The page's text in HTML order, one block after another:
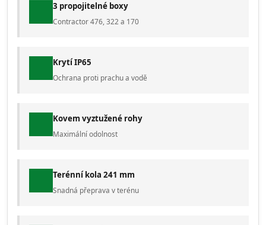
3 propojitelné boxy
Contractor 476, 322 a 170
Krytí IP65
Ochrana proti prachu a vodě
Kovem vyztužené rohy
Maximální odolnost
Terénní kola 241 mm
Snadná přeprava v terénu